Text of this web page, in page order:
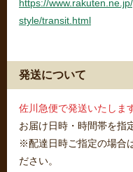
https://
style/transit.html
発送について
佐川急便で発送いたしま
お届け日時・時間帯を指
※配達日時ご指定の場合
ださい。